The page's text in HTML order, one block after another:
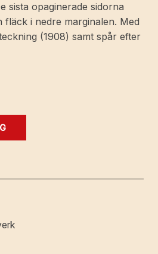
sista opaginerade sidorna
fläck i nedre marginalen. Med
(1908) samt spår efter